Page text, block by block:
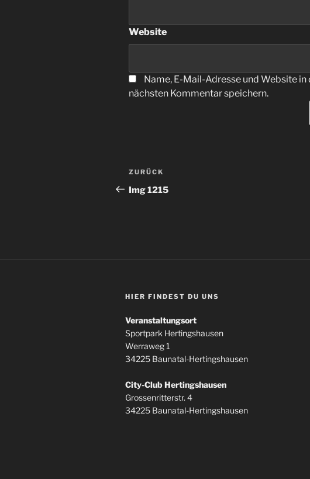
Website
Name, E-Mail-Adresse und Website
nächsten Kommentar speichern.
Beitragsnavigation
Vorheriger
Beitrag
ZURÜCK
Img 1215
HIER FINDEST DU UNS
Veranstaltungsort
Sportpark Hertingshausen
Werraweg 1
34225 Baunatal-Hertingshausen
City-Club Hertingshausen
Grossenritterstr. 4
34225 Baunatal-Hertingshausen